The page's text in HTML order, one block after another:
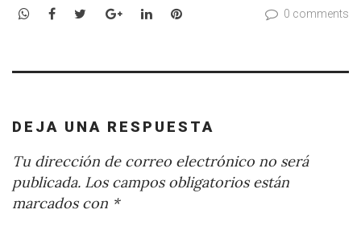
WhatsApp
Facebook
TwitterGoogle+LinkedInPinterest 0 comments
DEJA UNA RESPUESTA
Tu dirección de correo electrónico no será
publicada. Los campos obligatorios están
marcados con *